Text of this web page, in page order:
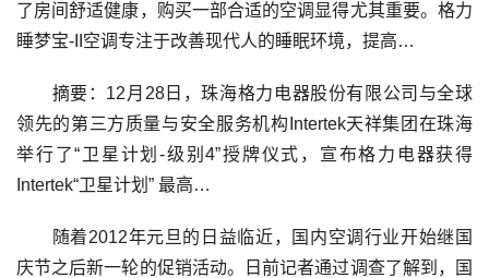
了房间舒适健康，购买一部合适的空调显得尤其重要。格力
睡梦宝-II空调专注于改善现代人的睡眠环境，提高…
摘要：12月28日，珠海格力电器股份有限公司与全球
领先的第三方质量与安全服务机构Intertek天祥集团在珠海
举行了“卫星计划-级别4”授牌仪式，宣布格力电器获得
Intertek“卫星计划” 最高…
随着2012年元旦的日益临近，国内空调行业开始继国
庆节之后新一轮的促销活动。日前记者通过调查了解到，国